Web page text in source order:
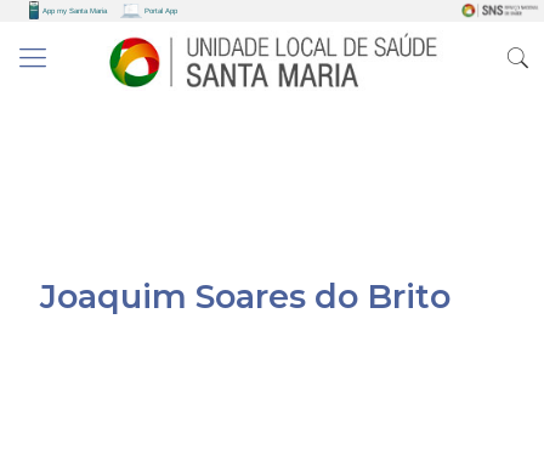
Joaquim Soares do Brito